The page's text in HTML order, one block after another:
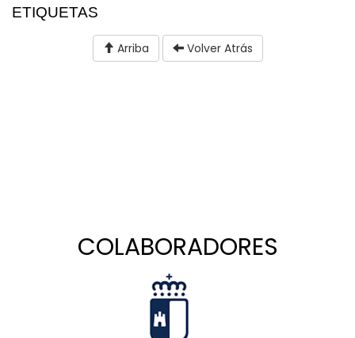
ETIQUETAS
Arriba Volver Atrás
COLABORADORES